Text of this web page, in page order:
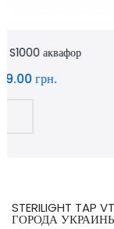
Умягчитель
STERILIGHT TAP
ГОРОДА